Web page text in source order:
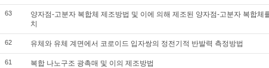
63
양자점-고분자 복합체 제조방법 및 이에 의해 제조된 양자점-고분자 복합체
치
62 유체와 유체 계면에서 코로이드 입자쌍의 정전기적 반발력 측정방법
61 복합 나노구조 광촉매 및 이의 제조방법